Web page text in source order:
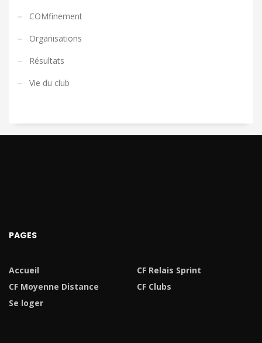
COMfinement
Organisations
Résultats
Vie du club
PAGES
Accueil
CF Relais Sprint
CF Moyenne Distance
CF Clubs
Se loger